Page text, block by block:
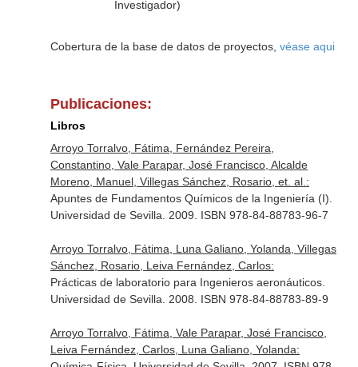
Investigador)
Cobertura de la base de datos de proyectos, véase aqui
Publicaciones:
Libros
Arroyo Torralvo, Fátima, Fernández Pereira,
Constantino, Vale Parapar, José Francisco, Alcalde
Moreno, Manuel, Villegas Sánchez, Rosario, et. al.:
Apuntes de Fundamentos Químicos de la Ingeniería (I).
Universidad de Sevilla. 2009. ISBN 978-84-88783-96-7
Arroyo Torralvo, Fátima, Luna Galiano, Yolanda, Villegas
Sánchez, Rosario, Leiva Fernández, Carlos:
Prácticas de laboratorio para Ingenieros aeronáuticos.
Universidad de Sevilla. 2008. ISBN 978-84-88783-89-9
Arroyo Torralvo, Fátima, Vale Parapar, José Francisco,
Leiva Fernández, Carlos, Luna Galiano, Yolanda: